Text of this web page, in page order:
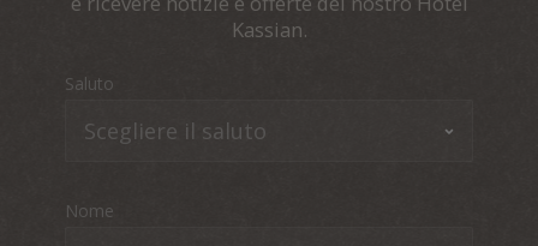
Kassian.
Saluto
Nome